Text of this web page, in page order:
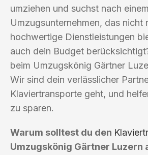
umziehen und suchst nach
Umzugsunternehmen, das nicht
hochwertige Dienstleistungen
auch dein Budget
beim Umzugskönig Gärtner
Wir sind dein verlässlicher
Klaviertransporte geht, und
zu sparen.
Warum solltest du den
Umzugskönig Gärtner Luzern